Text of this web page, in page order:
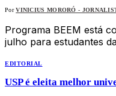
Por VINICIUS MORORÓ -
Programa BEEM está
julho para estudantes
EDITORIAL
USP é eleita melhor